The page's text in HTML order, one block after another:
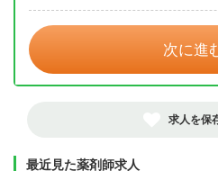
次に進
求人を保
最近見た薬剤師求人